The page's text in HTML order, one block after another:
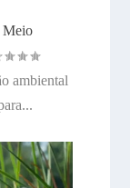
Meio
ambiental